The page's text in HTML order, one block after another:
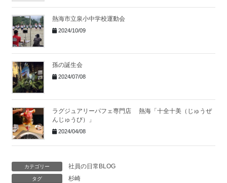
熱海市立泉小中学校運動会
2024/10/09
孫の誕生会
2024/07/08
ラグジュアリーパフェ専門店 熱海「十全十美（じゅうぜ
んじゅうび）」
2024/04/08
カテゴリー 社員の日常BLOG
タグ 杉崎